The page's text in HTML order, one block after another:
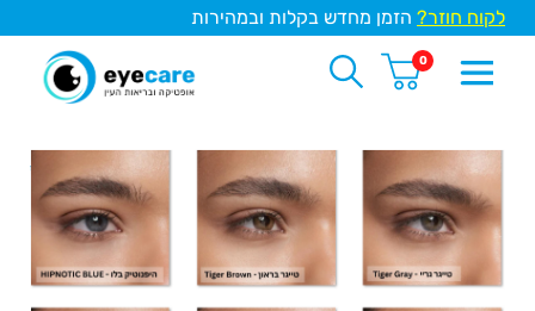
לקוח חוזר? הזמן מחדש בקלות ובמהירות
0